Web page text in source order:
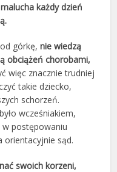
każdy dzień
górkę,nie wiedzą
obciążeń chorobami,
więc znacznie trudniej
takie dziecko,
schorzeń.
wcześniakiem,
postępowaniu
orientacyjnie sąd.
swoich korzeni,